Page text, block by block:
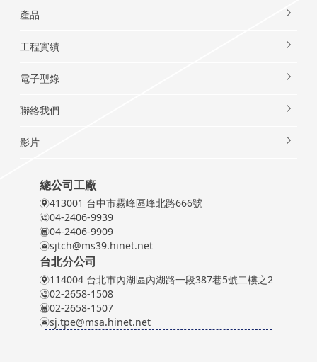
產品
工程實績
電子型錄
聯絡我們
影片
總公司工廠
413001 台中市霧峰區峰北路666號
04-2406-9939
04-2406-9909
sjtch@ms39.hinet.net
台北分公司
114004 台北市內湖區內湖路一段387巷5號二樓之2
02-2658-1508
02-2658-1507
sj.tpe@msa.hinet.net